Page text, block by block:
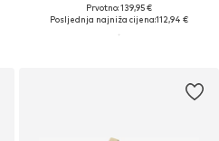
Prvotno: 139,95 €
Posljednja najniža cijena:112,94 €